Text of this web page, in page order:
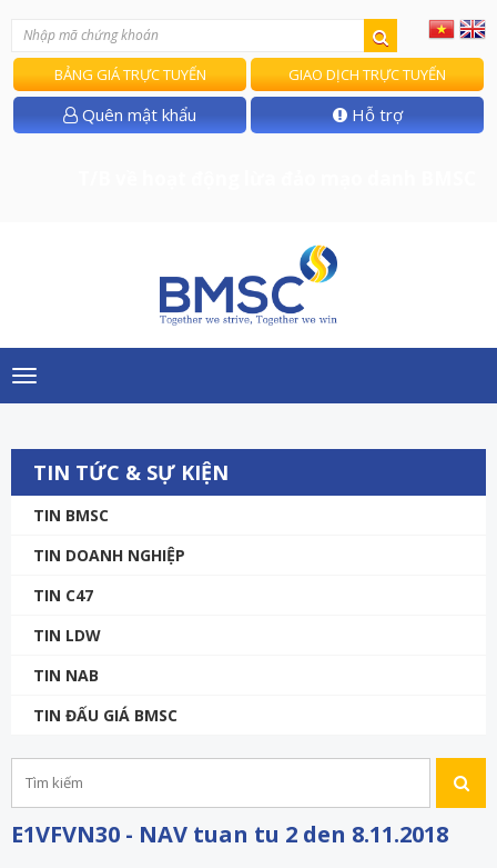
BẢNG GIÁ TRỰC TUYẾN GIAO DỊCH TRỰC TUYẾN
Quên mật khẩu Hỗ trợ
Toggle
navigation
TIN TỨC & SỰ KIỆN
TIN BMSC
TIN DOANH NGHIỆP
TIN C47
TIN LDW
TIN NAB
TIN ĐẤU GIÁ BMSC
E1VFVN30 - NAV tuan tu 2 den 8.11.2018